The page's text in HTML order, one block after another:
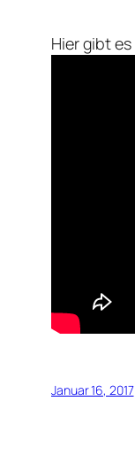
Hier gibt
Januar 16, 2017